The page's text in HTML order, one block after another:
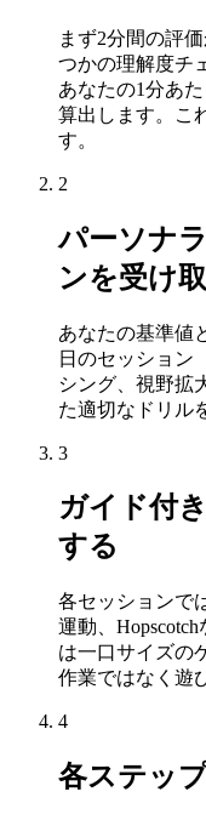
まず2分間の評
つかの理解度チ
あなたの1分あ
算出します。こ
す。
2
パーソナ
ンを受け
あなたの基準値
日のセッション
シング、視野拡
た適切なドリル
3
ガイド付
する
各セッションで
運動、
は一口サイズの
作業ではなく遊
4
各ステッ